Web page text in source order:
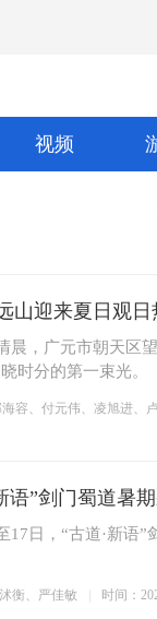
视频
山迎来夏日观
晨，广元市朝天区
时分的第一束光。
容、付元伟、凌旭进、
语”剑门蜀道暑
17日，“古道·新语
衡、严佳敏 时间：
顶共赏云海日出
化千年蜀道文旅魅力
启文化寻根之旅